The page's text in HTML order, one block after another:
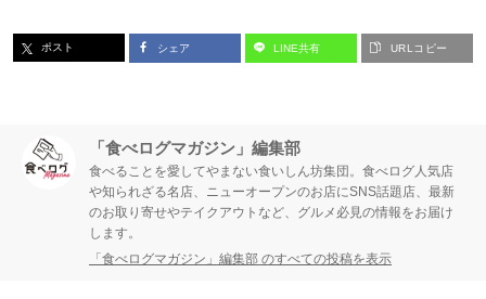
ポスト シェア LINE共有 URLコピー
「食べログマガジン」編集部
食べることを愛してやまない食いしん坊集団。食べログ人気店
や知られざる名店、ニューオープンのお店にSNS話題店、最新
のお取り寄せやテイクアウトなど、グルメ必見の情報をお届け
します。
「食べログマガジン」編集部 のすべての投稿を表示